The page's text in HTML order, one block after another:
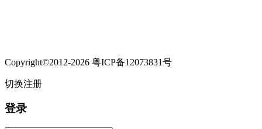
Copyright©2012-2026 粤ICP备12073831号
切换注册
登录